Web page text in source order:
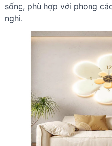
sống, phù hợp với phong
nghi.